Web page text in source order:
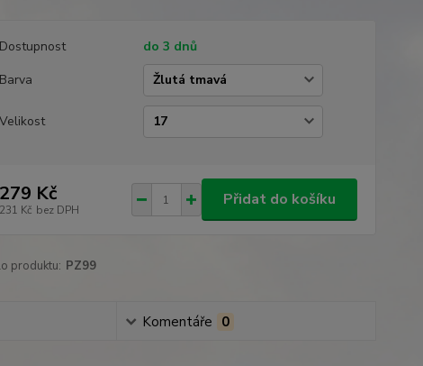
Dostupnost
do 3 dnů
Barva
Velikost
279 Kč
231 Kč bez DPH
Přidat do košíku
produktu: PZ99
Komentáře 0